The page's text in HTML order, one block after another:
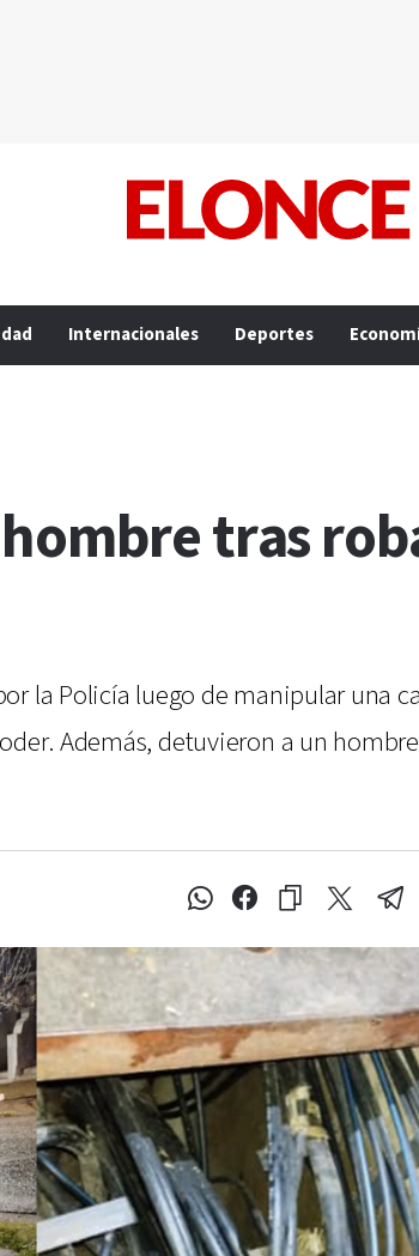
Internacionales Deportes
tras
la Policía luego de manipular una
Además, detuvieron a un